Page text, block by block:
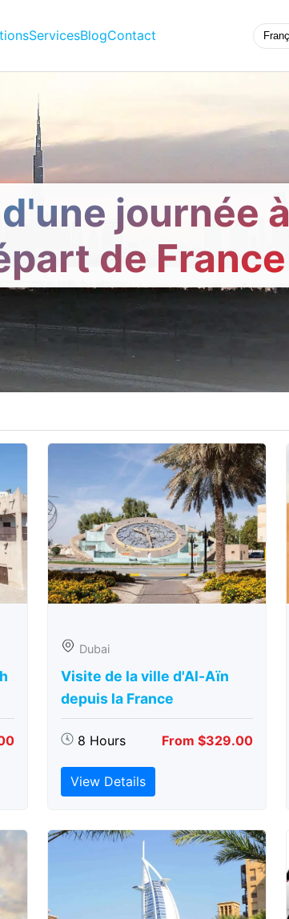
ServicesBlogContact
journée à
de France
Dubai
Visite de la ville d'Al-Aïn
depuis la France
8 Hours From $329.00
View Details